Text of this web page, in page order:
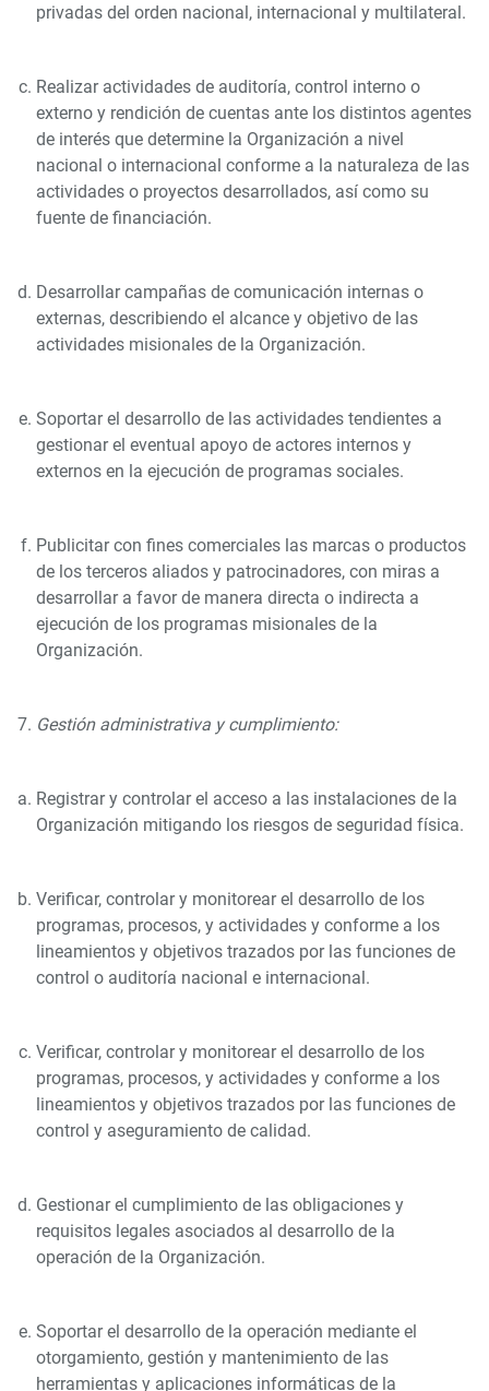
privadas del orden nacional, internacional y multilateral.
Realizar actividades de auditoría, control interno o
externo y rendición de cuentas ante los distintos agentes
de interés que determine la Organización a nivel
nacional o internacional conforme a la naturaleza de las
actividades o proyectos desarrollados, así como su
fuente de financiación.
Desarrollar campañas de comunicación internas o
externas, describiendo el alcance y objetivo de las
actividades misionales de la Organización.
Soportar el desarrollo de las actividades tendientes a
gestionar el eventual apoyo de actores internos y
externos en la ejecución de programas sociales.
Publicitar con fines comerciales las marcas o productos
de los terceros aliados y patrocinadores, con miras a
desarrollar a favor de manera directa o indirecta a
ejecución de los programas misionales de la
Organización.
Gestión administrativa y cumplimiento:
Registrar y controlar el acceso a las instalaciones de la
Organización mitigando los riesgos de seguridad física.
Verificar, controlar y monitorear el desarrollo de los
programas, procesos, y actividades y conforme a los
lineamientos y objetivos trazados por las funciones de
control o auditoría nacional e internacional.
Verificar, controlar y monitorear el desarrollo de los
programas, procesos, y actividades y conforme a los
lineamientos y objetivos trazados por las funciones de
control y aseguramiento de calidad.
Gestionar el cumplimiento de las obligaciones y
requisitos legales asociados al desarrollo de la
operación de la Organización.
Soportar el desarrollo de la operación mediante el
otorgamiento, gestión y mantenimiento de las
herramientas y aplicaciones informáticas de la